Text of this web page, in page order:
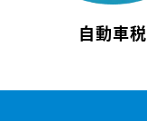
自動車税